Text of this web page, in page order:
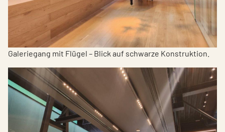
Galeriegang mit Flügel – Blick auf schwarze Konstruktion.